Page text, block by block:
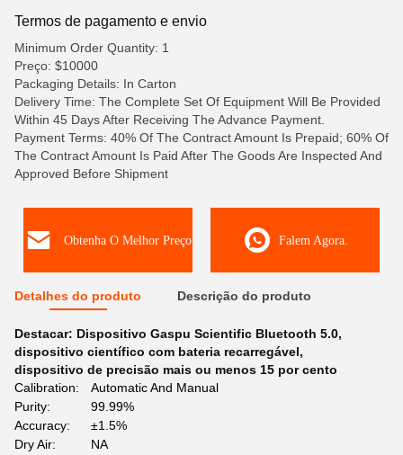
Termos de pagamento e envio
Minimum Order Quantity: 1
Preço: $10000
Packaging Details: In Carton
Delivery Time: The Complete Set Of Equipment Will Be Provided
Within 45 Days After Receiving The Advance Payment.
Payment Terms: 40% Of The Contract Amount Is Prepaid; 60% Of
The Contract Amount Is Paid After The Goods Are Inspected And
Approved Before Shipment
Obtenha O Melhor Preço Falem Agora.
Detalhes do produto Descrição do produto
Destacar: Dispositivo Gaspu Scientific Bluetooth 5.0,
dispositivo científico com bateria recarregável,
dispositivo de precisão mais ou menos 15 por cento
Calibration:
Automatic And Manual
Purity:
99.99%
Accuracy:
±1.5%
Dry Air:
NA